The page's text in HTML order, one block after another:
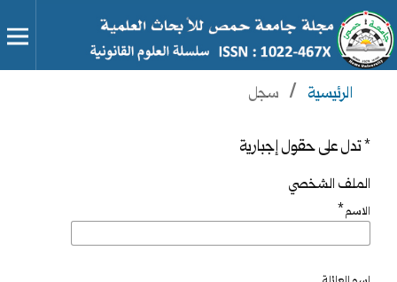
الرئيسية / سجل
* تدل على حقول إجبارية
الملف الشخصي
الاسم*